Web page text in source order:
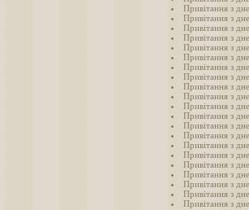
Привітання з
Привітання з
Привітання з
Привітання з
Привітання з
Привітання з
Привітання з
Привітання з
Привітання з
Привітання з
Привітання з
Привітання з
Привітання з
Привітання з
Привітання з
Привітання з
Привітання з
Привітання з
Привітання з
Привітання з
Привітання з